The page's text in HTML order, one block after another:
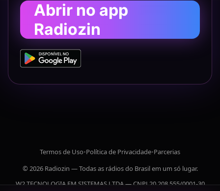
Abrir no app
Radiozin
Termos de Uso•Política de Privacidade•Parcerias
© 2026 Radiozin — Todas as rádios do Brasil em um só lugar.
W2 TECNOLOGIA EM SISTEMAS LTDA — CNPJ 20.208.555/0001-30